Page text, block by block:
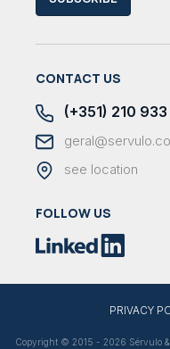
CONTACT US
(+351) 210
see location
FOLLOW US
PRIVACY
Copyright © 2015 - 2026 Sérvulo &